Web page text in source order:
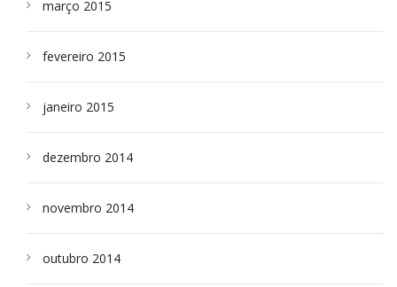
março 2015
fevereiro 2015
janeiro 2015
dezembro 2014
novembro 2014
outubro 2014